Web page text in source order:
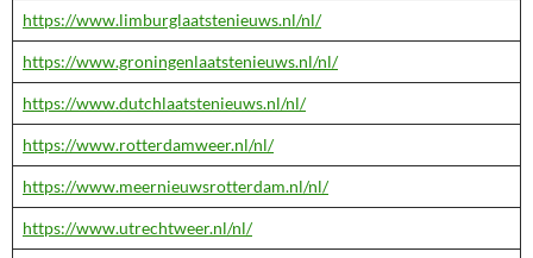
https://www.limburglaatstenieuws.nl/nl/
https://www.groningenlaatstenieuws.nl/nl/
https://www.dutchlaatstenieuws.nl/nl/
https://www.rotterdamweer.nl/nl/
https://www.meernieuwsrotterdam.nl/nl/
https://www.utrechtweer.nl/nl/